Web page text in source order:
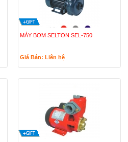
MÁY BƠM SELTON SEL-750
Giá Bán: Liên hệ